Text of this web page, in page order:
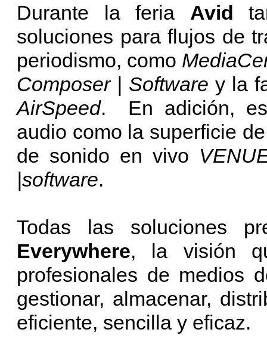
Durante la feria Avid
soluciones para flujos de
periodismo, como
Composer | Software y la
AirSpeed. En adición,
audio como la superficie
de sonido en vivo
|software.
Todas las soluciones
Everywhere, la visión
profesionales de medios
gestionar, almacenar,
eficiente, sencilla y eficaz.